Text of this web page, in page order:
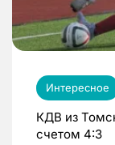
Интересное
КДВ из
счетом 4:3